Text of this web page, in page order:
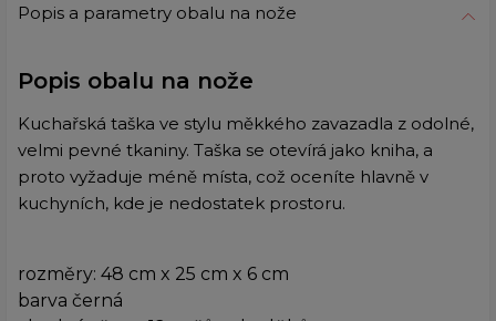
Popis a parametry obalu na nože
Popis obalu na nože
Kuchařská taška ve stylu měkkého zavazadla z odolné,
velmi pevné tkaniny. Taška se otevírá jako kniha, a
proto vyžaduje méně místa, což oceníte hlavně v
kuchyních, kde je nedostatek prostoru.
rozměry: 48 cm x 25 cm x 6 cm
barva černá